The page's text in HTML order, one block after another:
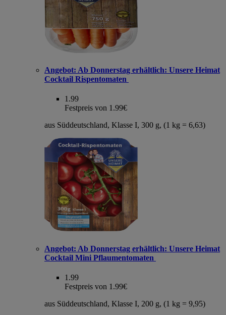
Angebot: Ab Donnerstag erhältlich: Unsere Heimat
Cocktail Rispentomaten
1.99
Festpreis von 1.99€
aus Süddeutschland, Klasse I, 300 g, (1 kg = 6,63)
Angebot: Ab Donnerstag erhältlich: Unsere Heimat
Cocktail Mini Pflaumentomaten
1.99
Festpreis von 1.99€
aus Süddeutschland, Klasse I, 200 g, (1 kg = 9,95)